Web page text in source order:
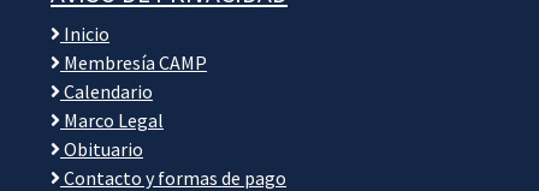
Inicio
Membresía CAMP
Calendario
Marco Legal
Obituario
Contacto y formas de pago